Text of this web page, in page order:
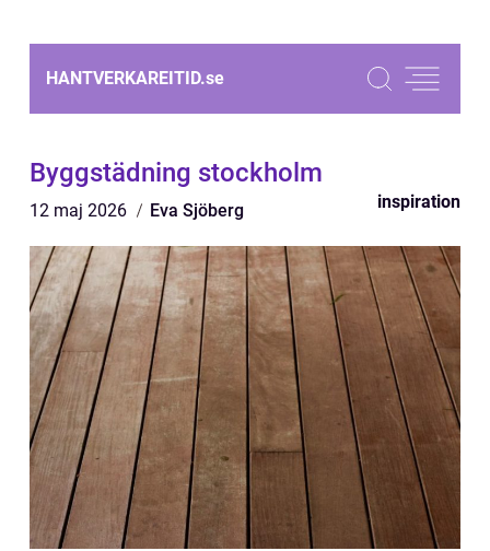
HANTVERKAREITID.se
Byggstädning stockholm
12 maj 2026 Eva Sjöberg inspiration